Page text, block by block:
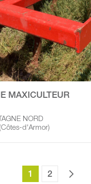
MAXICULTEUR
NORD
d'Armor)
1 2